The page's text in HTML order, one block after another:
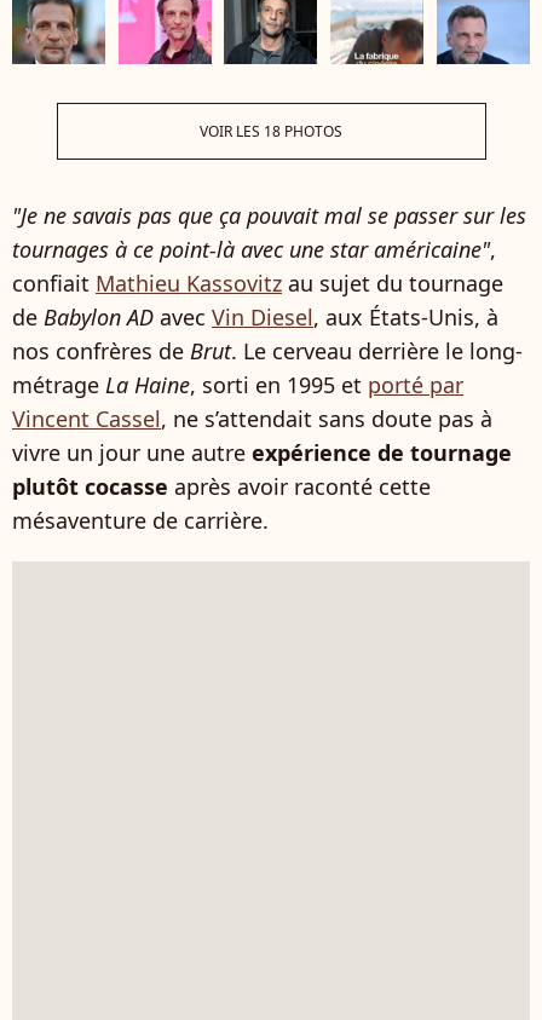
VOIR LES 18 PHOTOS
"Je ne savais pas que ça pouvait mal se passer sur les
tournages à ce point-là avec une star américaine",
confiait Mathieu Kassovitz au sujet du tournage
de Babylon AD avec Vin Diesel, aux États-Unis, à
nos confrères de Brut. Le cerveau derrière le long-
métrage La Haine, sorti en 1995 et porté par
Vincent Cassel, ne s’attendait sans doute pas à
vivre un jour une autre expérience de tournage
plutôt cocasse après avoir raconté cette
mésaventure de carrière.